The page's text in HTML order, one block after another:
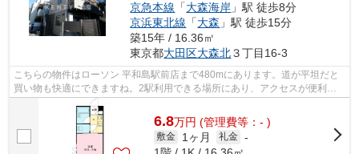
京急本線 「大森海岸 」駅 徒歩8分
京浜東北線 「大森 」駅 徒歩15分
築15年 / 16.36㎡
東京都大田区大森北３丁目16-3
こちらの物件はローソン 平和島駅前店まで480mにあります。道が平坦だと
買い物も快適にできますね。2駅利用できる場所にあり、アクセスが便利で
す。最上階のアパートです。こちらは徒...
6.8万円 (管理費等：- )
敷金 1ヶ月 礼金 -